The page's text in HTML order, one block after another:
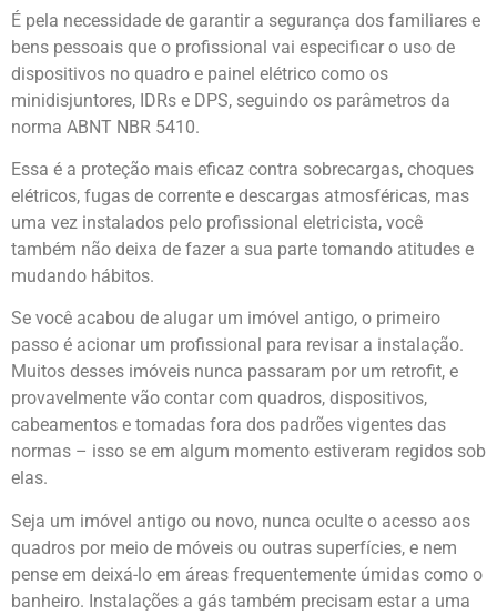
É pela necessidade de garantir a segurança dos familiares e
bens pessoais que o profissional vai especificar o uso de
dispositivos no quadro e painel elétrico como os
minidisjuntores, IDRs e DPS, seguindo os parâmetros da
norma ABNT NBR 5410.
Essa é a proteção mais eficaz contra sobrecargas, choques
elétricos, fugas de corrente e descargas atmosféricas, mas
uma vez instalados pelo profissional eletricista, você
também não deixa de fazer a sua parte tomando atitudes e
mudando hábitos.
Se você acabou de alugar um imóvel antigo, o primeiro
passo é acionar um profissional para revisar a instalação.
Muitos desses imóveis nunca passaram por um retrofit, e
provavelmente vão contar com quadros, dispositivos,
cabeamentos e tomadas fora dos padrões vigentes das
normas – isso se em algum momento estiveram regidos sob
elas.
Seja um imóvel antigo ou novo, nunca oculte o acesso aos
quadros por meio de móveis ou outras superfícies, e nem
pense em deixá-lo em áreas frequentemente úmidas como o
banheiro. Instalações a gás também precisam estar a uma